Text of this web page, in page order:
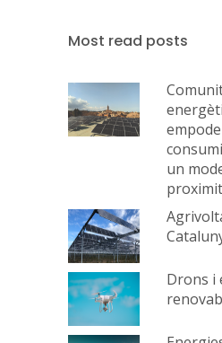
Most read posts
un
Drons i